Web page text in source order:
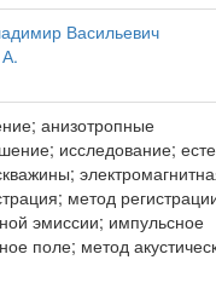
Васильевич
анизотропные
исследование;
метод
эмиссии; импульсное
поле; метод